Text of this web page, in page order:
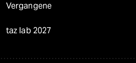
Vergangene
taz lab 2027